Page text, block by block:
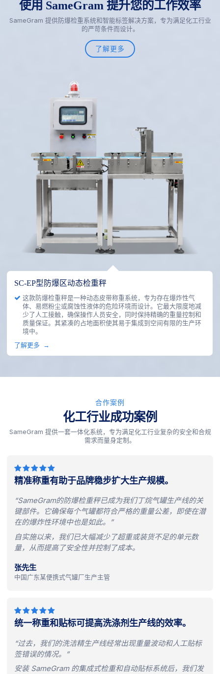
使用 SameGram 提升您的工作效率
SameGram 提供防爆检重系统和智能标签解决方案，专为满足化工行业
的严苛条件而设计。
了解更多
SC3-10060L30型动态辊式检重秤
这款动态滚筒检重秤设计便于集成到新建或现有生产线中，是包
装产品生产线末端重量检测的理想之选。它能确保产品重量保持
在规定范围内，从而有效防止过量或欠量。不合格产品将被自动
剔除。我们可根据不同的应用需求定制尺寸和称重能力。
了解更多
合作案例
化工行业成功案例
SameGram 提供一套一体化系统，专为满足化工行业复杂的安全和合规
需求而量身定制。
精准称重有助于品牌稳步扩大生产规模。
“SameGram的防爆检重秤已成为我们丁烷气罐生产线的关
键部件。它确保每个气罐都符合严格的重量公差，即使在潜
在的爆炸性环境中也是如此。”
自实施以来，我们已大幅减少了超重或装货不足的单元数
量，从而提高了安全性并控制了成本。
张先生
中国广东某便携式气罐厂生产主管
统一称重和贴标可提高洗涤剂生产线的效率。
“过去，我们的洗洁精生产线经常出现重量波动和人工贴标
签错误的情况。”
安装 SameGram 的集成式检重和自动贴标系统后，我们发